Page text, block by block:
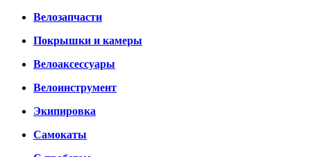
Велозапчасти
Покрышки и камеры
Велоаксессуары
Велоинструмент
Экипировка
Самокаты